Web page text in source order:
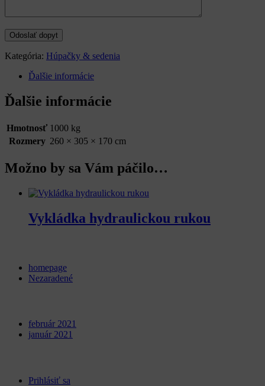
Kategória: Húpačky & sedenia
Ďalšie informácie
Ďalšie informácie
Hmotnosť 1000 kg
Rozmery 260 × 305 × 170 cm
Možno by sa Vám páčilo…
Vykládka hydraulickou rukou
homepage
Nezaradené
február 2021
január 2021
Prihlásiť sa